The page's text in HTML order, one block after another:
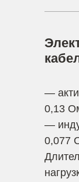
—
0,13
—
0,077